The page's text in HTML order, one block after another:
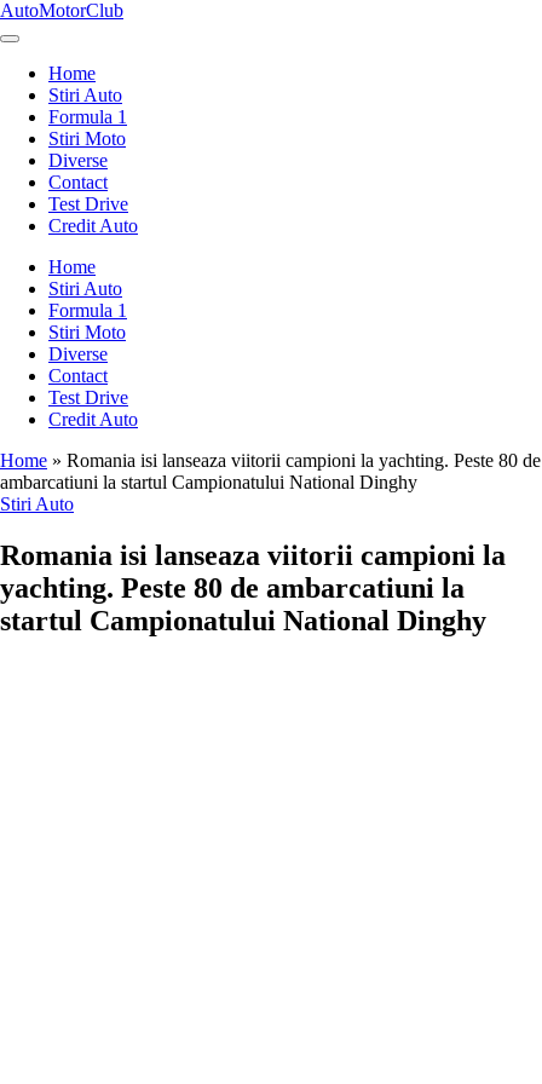
Skip
to
AutoMotorClub
Totul
masini
pasionatii
masini
Home
Stiri Auto
Formula 1
Stiri Moto
Diverse
Contact
Test Drive
Credit Auto
Home
Stiri Auto
Formula 1
Stiri Moto
Diverse
Contact
Test Drive
Credit Auto
Home » Romania isi lanseaza viitorii campioni la yachting. Peste 80 de
ambarcatiuni la startul Campionatului National Dinghy
Posted
Stiri Auto
Romania isi lanseaza viitorii campioni la
yachting. Peste 80 de ambarcatiuni la
startul Campionatului National Dinghy